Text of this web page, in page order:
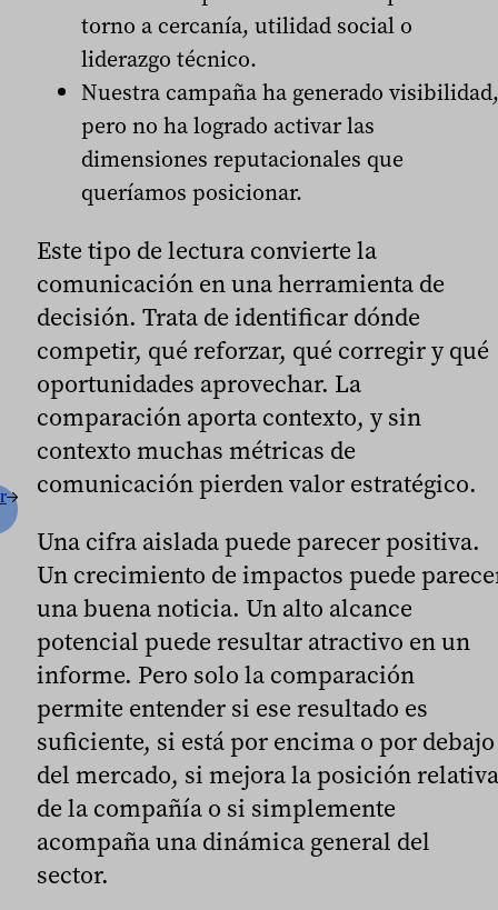
torno a cercanía, utilidad social o
liderazgo técnico.
Nuestra campaña ha generado visibilidad,
pero no ha logrado activar las
dimensiones reputacionales que
queríamos posicionar.
Este tipo de lectura convierte la
comunicación en una herramienta de
decisión. Trata de identificar dónde
competir, qué reforzar, qué corregir y qué
oportunidades aprovechar. La
comparación aporta contexto, y sin
contexto muchas métricas de
comunicación pierden valor estratégico.
Una cifra aislada puede parecer positiva.
Un crecimiento de impactos puede
una buena noticia. Un alto alcance
potencial puede resultar atractivo en un
informe. Pero solo la comparación
permite entender si ese resultado es
suficiente, si está por encima o por debajo
del mercado, si mejora la posición relativa
de la compañía o si simplemente
acompaña una dinámica general del
sector.